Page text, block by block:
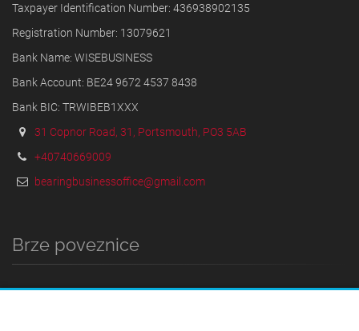
Taxpayer Identification Number: 436938902135
Registration Number: 13079621
Bank Name: WISEBUSINESS
Bank Account: BE24 9672 4537 8438
Bank BIC: TRWIBEB1XXX
31 Copnor Road, 31, Portsmouth, PO3 5AB
+40740669009
bearingbusinessoffice@gmail.com
Brze poveznice